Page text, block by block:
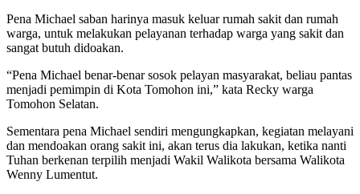
Pena Michael saban harinya masuk keluar rumah sakit dan rumah
warga, untuk melakukan pelayanan terhadap warga yang sakit dan
sangat butuh didoakan.
“Pena Michael benar-benar sosok pelayan masyarakat, beliau pantas
menjadi pemimpin di Kota Tomohon ini,” kata Recky warga
Tomohon Selatan.
Sementara pena Michael sendiri mengungkapkan, kegiatan melayani
dan mendoakan orang sakit ini, akan terus dia lakukan, ketika nanti
Tuhan berkenan terpilih menjadi Wakil Walikota bersama Walikota
Wenny Lumentut.